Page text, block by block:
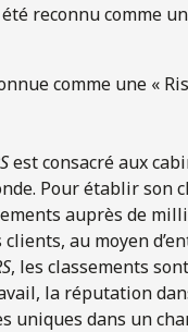
reconnu comme
comme une «
est consacré aux
Pour établir son
auprès de
au moyen
, les classements
la réputation
dans un